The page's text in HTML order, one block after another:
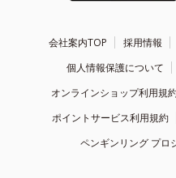
会社案内TOP 採用情報
個人情報保護について
オンラインショップ利用規
ポイントサービス利用規約
ペンギンリング プロ